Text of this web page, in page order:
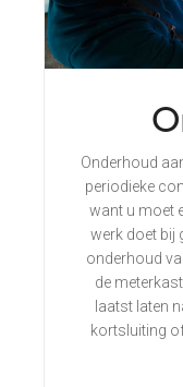
Onderhoud
periodieke
want u moet
werk doet bij
onderhoud
de
laatst laten
kortsluiting